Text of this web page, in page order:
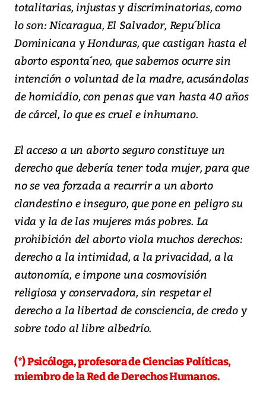
totalitarias, injustas y discriminatorias, como
lo son: Nicaragua, El Salvador, Repu´blica
Dominicana y Honduras, que castigan hasta el
aborto esponta´neo, que sabemos ocurre sin
intención o voluntad de la madre, acusándolas
de homicidio, con penas que van hasta 40 años
de cárcel, lo que es cruel e inhumano.
El acceso a un aborto seguro constituye un
derecho que debería tener toda mujer, para que
no se vea forzada a recurrir a un aborto
clandestino e inseguro, que pone en peligro su
vida y la de las mujeres más pobres. La
prohibición del aborto viola muchos derechos:
derecho a la intimidad, a la privacidad, a la
autonomía, e impone una cosmovisión
religiosa y conservadora, sin respetar el
derecho a la libertad de consciencia, de credo y
sobre todo al libre albedrío.
(*) Psicóloga, profesora de Ciencias Políticas,
miembro de la Red de Derechos Humanos.